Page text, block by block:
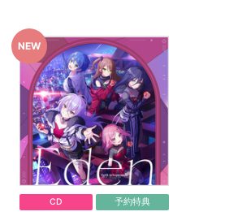
CD 予約特典